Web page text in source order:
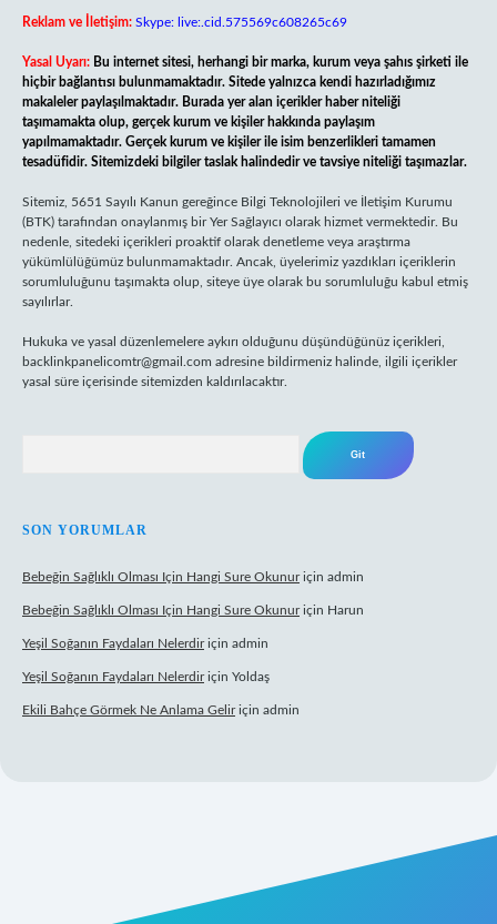
Reklam ve İletişim: Skype: live:.cid.575569c608265c69
Yasal Uyarı: Bu internet sitesi, herhangi bir marka, kurum veya şahıs şirketi ile
hiçbir bağlantısı bulunmamaktadır. Sitede yalnızca kendi hazırladığımız
makaleler paylaşılmaktadır. Burada yer alan içerikler haber niteliği
taşımamakta olup, gerçek kurum ve kişiler hakkında paylaşım
yapılmamaktadır. Gerçek kurum ve kişiler ile isim benzerlikleri tamamen
tesadüfidir. Sitemizdeki bilgiler taslak halindedir ve tavsiye niteliği taşımazlar.
Sitemiz, 5651 Sayılı Kanun gereğince Bilgi Teknolojileri ve İletişim Kurumu
(BTK) tarafından onaylanmış bir Yer Sağlayıcı olarak hizmet vermektedir. Bu
nedenle, sitedeki içerikleri proaktif olarak denetleme veya araştırma
yükümlülüğümüz bulunmamaktadır. Ancak, üyelerimiz yazdıkları içeriklerin
sorumluluğunu taşımakta olup, siteye üye olarak bu sorumluluğu kabul etmiş
sayılırlar.
Hukuka ve yasal düzenlemelere aykırı olduğunu düşündüğünüz içerikleri,
backlinkpanelicomtr@gmail.com adresine bildirmeniz halinde, ilgili içerikler
yasal süre içerisinde sitemizden kaldırılacaktır.
SON YORUMLAR
Bebeğin Sağlıklı Olması Için Hangi Sure Okunuriçin admin
Bebeğin Sağlıklı Olması Için Hangi Sure Okunuriçin Harun
Yeşil Soğanın Faydaları Nelerdiriçin admin
Yeşil Soğanın Faydaları Nelerdiriçin Yoldaş
Ekili Bahçe Görmek Ne Anlama Geliriçin admin